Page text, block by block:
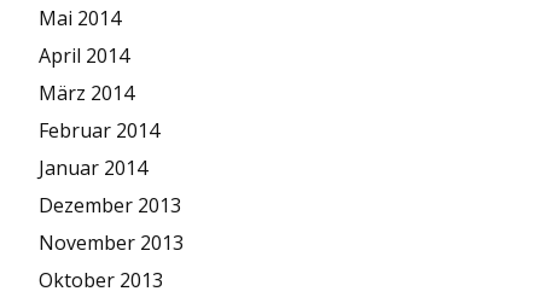
Mai 2014
April 2014
März 2014
Februar 2014
Januar 2014
Dezember 2013
November 2013
Oktober 2013